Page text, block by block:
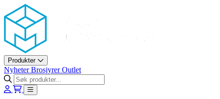
Askøy Murerverktøy AS
Produkter
NyheterBrosjyrerOutlet